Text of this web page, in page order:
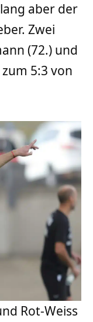
aber der
Zwei
(72.) und
5:3 von
Rot-Weiss